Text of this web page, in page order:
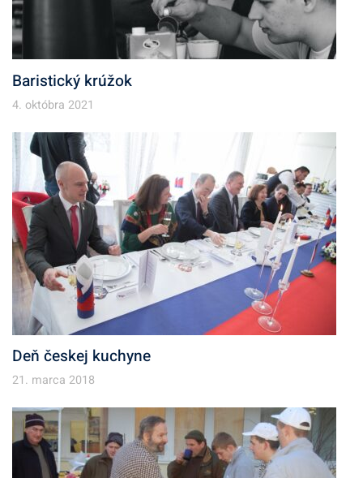
Baristický krúžok
4. októbra 2021
Deň českej kuchyne
21. marca 2018